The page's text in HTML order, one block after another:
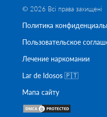
© 2026 Всі права захищені
Политика
Пользовательское
Лечение наркомании
Lar de Idosos 🇵🇹
Мапа сайту